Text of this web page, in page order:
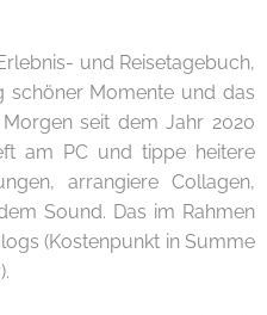
und Reisetagebuch,
schöner Momente und das
seit dem Jahr 2020
am PC und tippe heitere
arrangiere Collagen,
Sound. Das im Rahmen
(Kostenpunkt in Summe